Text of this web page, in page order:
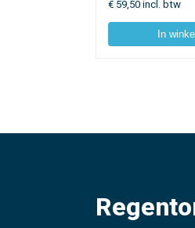
€ 59,50 incl. btw
In